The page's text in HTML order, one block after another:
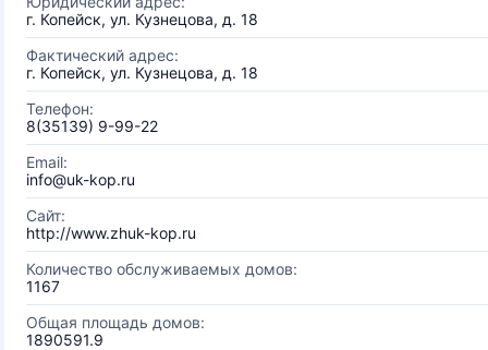
г. Копейск, ул. Кузнецова, д. 18
Фактический адрес:
г. Копейск, ул. Кузнецова, д. 18
Телефон:
8(35139) 9-99-22
Email:
info@uk-kop.ru
Сайт:
http://www.zhuk-kop.ru
Количество обслуживаемых домов:
1167
Общая площадь домов:
1890591.9